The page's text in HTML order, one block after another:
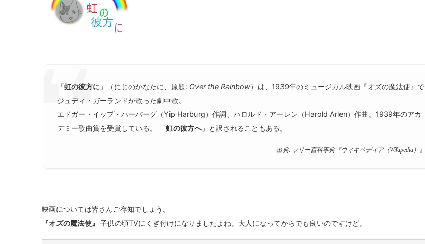
「虹の彼方に 」（にじのかなたに、原題: Over the Rainbow）は、1939年のミュージカル映画『オズの魔法使』で
ジュディ・ガーランドが歌った劇中歌。
エドガー・イップ・ハーバーグ（Yip Harburg）作詞、ハロルド・アーレン（Harold Arlen）作曲。1939年のアカ
デミー歌曲賞を受賞している。 「虹の彼方へ」と訳されることもある。
出典: フリー百科事典『ウィキペディア（Wikipedia）』
映画については皆さんご存知でしょう。
『オズの魔法使』 子供の頃TVにくぎ付けになりましたよね。大人になってからでも良いのですけど。